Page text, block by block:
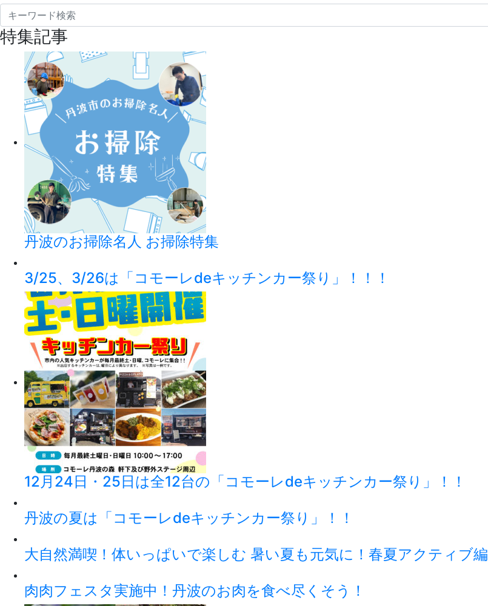
特集記事
丹波のお掃除名人 お掃除特集
3/25、3/26は「コモーレdeキッチンカー祭り」！！！
12月24日・25日は全12台の「コモーレdeキッチンカー祭り」！！
丹波の夏は「コモーレdeキッチンカー祭り」！！
大自然満喫！体いっぱいで楽しむ 暑い夏も元気に！春夏アクティブ編
肉肉フェスタ実施中！丹波のお肉を食べ尽くそう！